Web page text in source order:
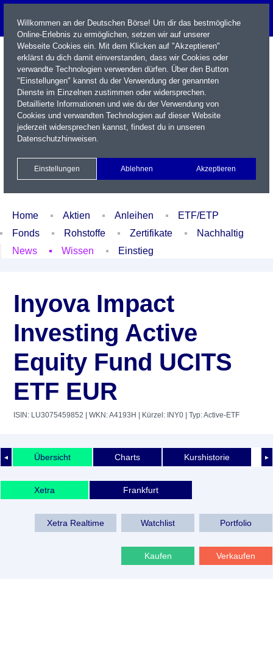
Name / WKN / ISIN / Kürzel
Xetra Realtime
Watchlist Portfolio Login
Home Aktien Anleihen
ETF/ETP
Fonds
Rohstoffe Zertifikate
Nachhaltig
News
Wissen Einstieg
Inyova Impact
Investing Active
Equity Fund UCITS
ETF EUR
ISIN: LU3075459852 | WKN: A4193H | Kürzel: INY0 | Typ: Active-ETF
◄ ►
Übersicht Charts Kurshistorie
Xetra Frankfurt
Xetra Realtime Watchlist Portfolio
Kaufen Verkaufen
Willkommen an der Deutschen Börse! Um dir das bestmögliche
Online-Erlebnis zu ermöglichen, setzen wir auf unserer
Webseite Cookies ein. Mit dem Klicken auf "Akzeptieren"
erklärst du dich damit einverstanden, dass wir Cookies oder
verwandte Technologien verwenden dürfen. Über den Button
"Einstellungen" kannst du der Verwendung der genannten
Dienste im Einzelnen zustimmen oder widersprechen.
Detaillierte Informationen und wie du der Verwendung von
Cookies und verwandten Technologien auf dieser Website
jederzeit widersprechen kannst, findest du in unseren
Datenschutzhinweisen.
Einstellungen Ablehnen Akzeptieren